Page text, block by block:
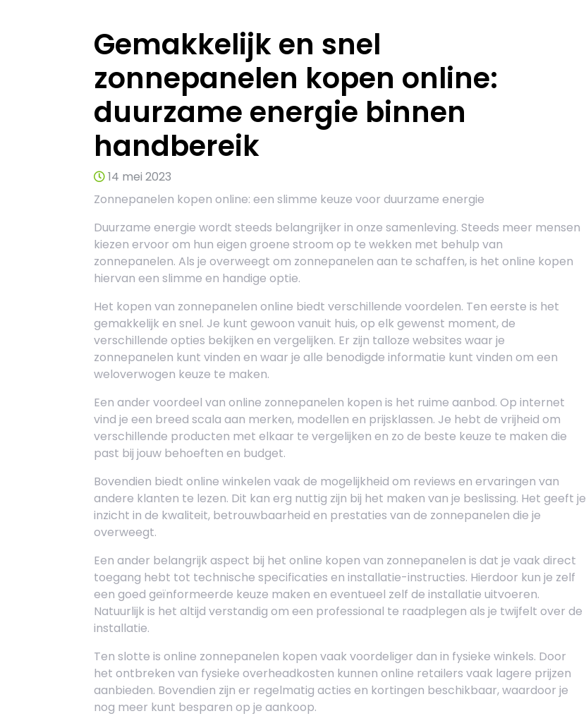
Gemakkelijk en snel
zonnepanelen kopen online:
duurzame energie binnen
handbereik
14 mei 2023
Zonnepanelen kopen online: een slimme keuze voor duurzame energie
Duurzame energie wordt steeds belangrijker in onze samenleving. Steeds meer mensen
kiezen ervoor om hun eigen groene stroom op te wekken met behulp van
zonnepanelen. Als je overweegt om zonnepanelen aan te schaffen, is het online kopen
hiervan een slimme en handige optie.
Het kopen van zonnepanelen online biedt verschillende voordelen. Ten eerste is het
gemakkelijk en snel. Je kunt gewoon vanuit huis, op elk gewenst moment, de
verschillende opties bekijken en vergelijken. Er zijn talloze websites waar je
zonnepanelen kunt vinden en waar je alle benodigde informatie kunt vinden om een
weloverwogen keuze te maken.
Een ander voordeel van online zonnepanelen kopen is het ruime aanbod. Op internet
vind je een breed scala aan merken, modellen en prijsklassen. Je hebt de vrijheid om
verschillende producten met elkaar te vergelijken en zo de beste keuze te maken die
past bij jouw behoeften en budget.
Bovendien biedt online winkelen vaak de mogelijkheid om reviews en ervaringen van
andere klanten te lezen. Dit kan erg nuttig zijn bij het maken van je beslissing. Het geeft je
inzicht in de kwaliteit, betrouwbaarheid en prestaties van de zonnepanelen die je
overweegt.
Een ander belangrijk aspect bij het online kopen van zonnepanelen is dat je vaak direct
toegang hebt tot technische specificaties en installatie-instructies. Hierdoor kun je zelf
een goed geïnformeerde keuze maken en eventueel zelf de installatie uitvoeren.
Natuurlijk is het altijd verstandig om een professional te raadplegen als je twijfelt over de
installatie.
Ten slotte is online zonnepanelen kopen vaak voordeliger dan in fysieke winkels. Door
het ontbreken van fysieke overheadkosten kunnen online retailers vaak lagere prijzen
aanbieden. Bovendien zijn er regelmatig acties en kortingen beschikbaar, waardoor je
nog meer kunt besparen op je aankoop.